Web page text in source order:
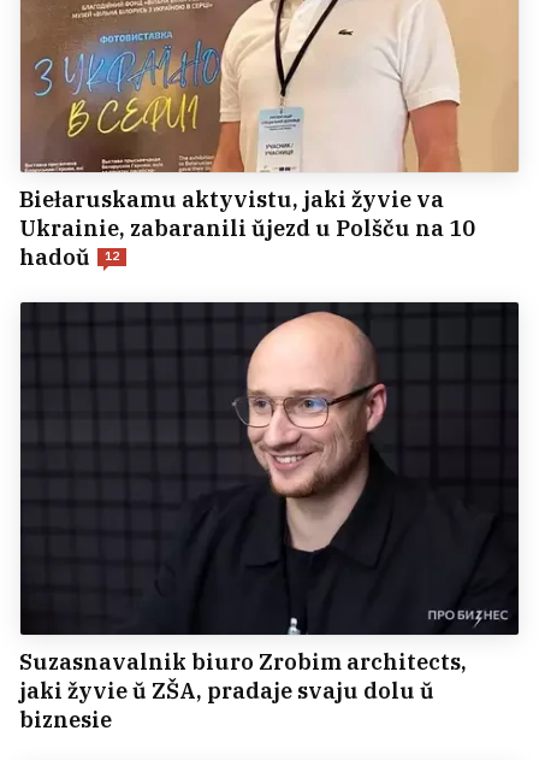
Biełaruskamu aktyvistu, jaki žyvie va
Ukrainie, zabaranili ŭjezd u Polšču na 10
hadoŭ
12
Suzasnavalnik biuro Zrobim architects,
jaki žyvie ŭ ZŠA, pradaje svaju dolu ŭ
biznesie